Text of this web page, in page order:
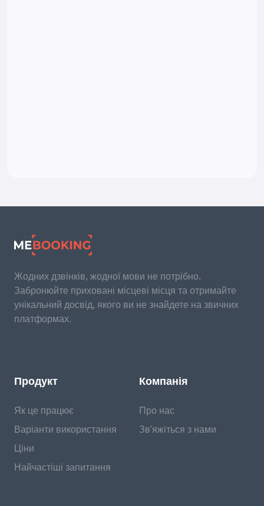
Жодних дзвінків, жодної мови не потрібно.
Забронюйте приховані місцеві місця та отримайте
унікальний досвід, якого ви не знайдете на звичних
платформах.
Продукт
Як це працює
Варіанти використання
Ціни
Найчастіші запитання
Компанія
Про нас
Зв'яжіться з нами